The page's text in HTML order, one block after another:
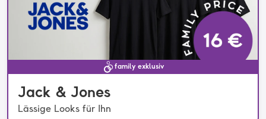
family exklusiv
Jack & Jones
Lässige Looks für Ihn